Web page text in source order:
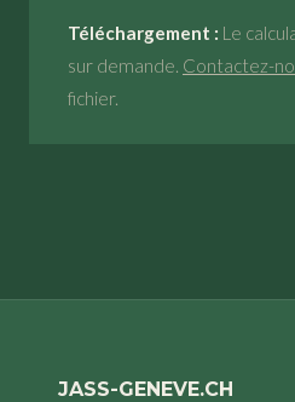
Téléchargement : Le
sur demande. Contactez-
fichier.
JASS-GENEVE.CH